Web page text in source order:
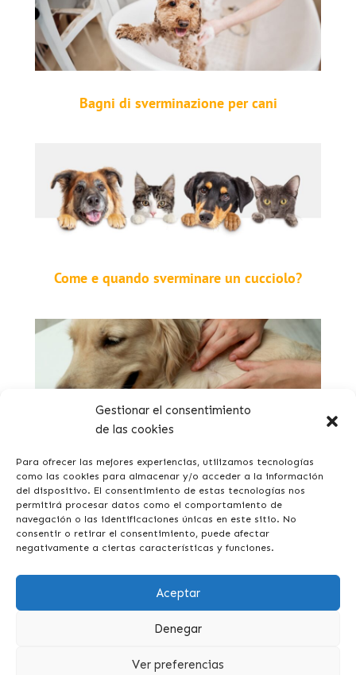
Gestionar el consentimiento
de las cookies
Para ofrecer las mejores experiencias, utilizamos tecnologías
como las cookies para almacenar y/o acceder a la información
del dispositivo. El consentimiento de estas tecnologías nos
permitirá procesar datos como el comportamiento de
navegación o las identificaciones únicas en este sitio. No
consentir o retirar el consentimiento, puede afectar
negativamente a ciertas características y funciones.
Aceptar
Denegar
Ver preferencias
Bagni di sverminazione per cani
Come e quando sverminare un cucciolo?